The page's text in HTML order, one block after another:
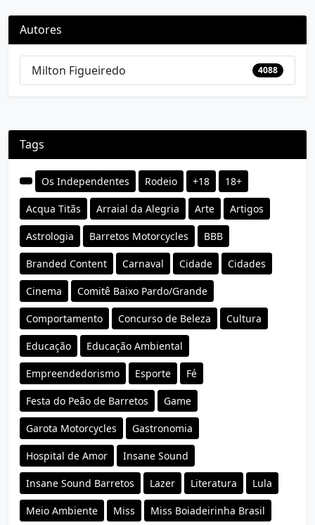
Autores
Milton Figueiredo 4088
Tags
Os Independentes Rodeio +18 18+
Acqua Titãs Arraial da Alegria Arte Artigos
Astrologia Barretos Motorcycles BBB
Branded Content Carnaval Cidade Cidades
Cinema Comitê Baixo Pardo/Grande
Comportamento Concurso de Beleza Cultura
Educação Educação Ambiental
Empreendedorismo Esporte Fé
Festa do Peão de Barretos Game
Garota Motorcycles Gastronomia
Hospital de Amor Insane Sound
Insane Sound Barretos Lazer Literatura Lula
Meio Ambiente Miss Miss Boiadeirinha Brasil